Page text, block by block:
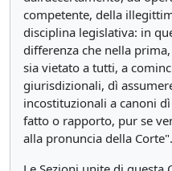
competente, della
disciplina legislativa: in
differenza che nella
sia vietato a tutti, a
giurisdizionali, dì
incostituzionali a canoni
fatto o rapporto, pur se
alla pronuncia della Corte".